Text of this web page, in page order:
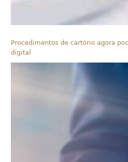
Procedimentos de cartório agora
digital